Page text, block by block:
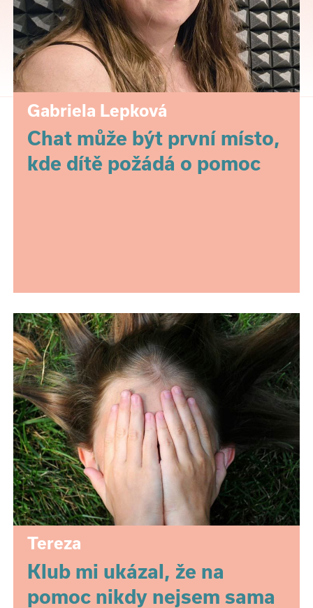
Gabriela Lepková
Chat může být první místo,
kde dítě požádá o pomoc
Tereza
Klub mi ukázal, že na
pomoc nikdy nejsem sama